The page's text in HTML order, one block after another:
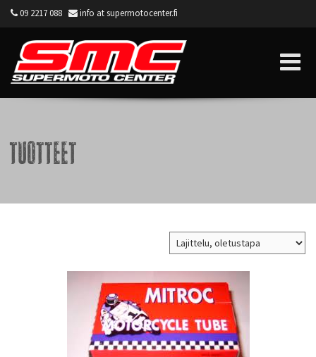
09 2217 088 info at supermotocenter.fi
Tuotteet